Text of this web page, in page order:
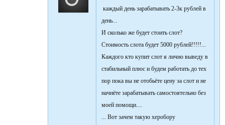
каждый день зарабатывать 2-3к рублей в
день...
И сколько же будет стоить слот?
Стоимость слота будет 5000 рублей!!!!!...
Каждого кто купит слот я лично выведу в
стабильный плюс и будем работать до тех
пор пока вы не отобьёте цену за слот и не
начнёте зарабатывать самостоятельно без
моей помощи....
... Вот зачем такую херобору